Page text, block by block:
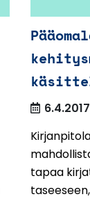
6.4.2017
tapaa